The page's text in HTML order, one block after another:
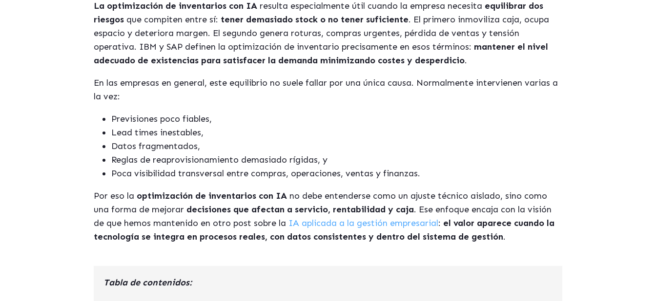
La optimización de inventarios con IA resulta especialmente útil cuando la empresa necesita equilibrar dos
riesgos que compiten entre sí: tener demasiado stock o no tener suficiente. El primero inmoviliza caja, ocupa
espacio y deteriora margen. El segundo genera roturas, compras urgentes, pérdida de ventas y tensión
operativa. IBM y SAP definen la optimización de inventario precisamente en esos términos: mantener el nivel
adecuado de existencias para satisfacer la demanda minimizando costes y desperdicio.
En las empresas en general, este equilibrio no suele fallar por una única causa. Normalmente intervienen varias a
la vez:
Previsiones poco fiables,
Lead times inestables,
Datos fragmentados,
Reglas de reaprovisionamiento demasiado rígidas, y
Poca visibilidad transversal entre compras, operaciones, ventas y finanzas.
Por eso la optimización de inventarios con IA no debe entenderse como un ajuste técnico aislado, sino como
una forma de mejorar decisiones que afectan a servicio, rentabilidad y caja. Ese enfoque encaja con la visión
de que hemos mantenido en otro post sobre la IA aplicada a la gestión empresarial: el valor aparece cuando la
tecnología se integra en procesos reales, con datos consistentes y dentro del sistema de gestión.
Tabla de contenidos: